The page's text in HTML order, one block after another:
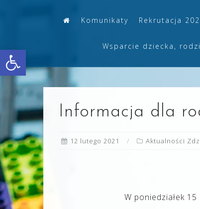
Otwórz pasek narzędzi
Komunikaty Rekrutacja
Wsparcie dziecka,
Informacja dla
12 lutego 2021 Aktualności
W poniedziałek